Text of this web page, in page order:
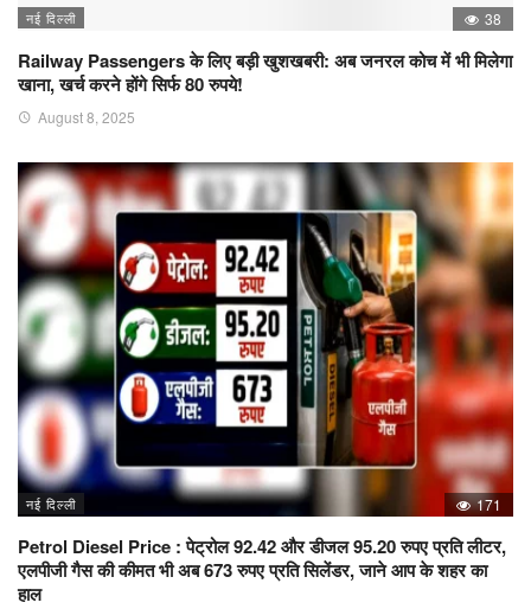
नई दिल्ली 38
Railway Passengers के लिए बड़ी खुशखबरी: अब जनरल कोच में भी मिलेगा
खाना, खर्च करने होंगे सिर्फ 80 रुपये!
August 8, 2025
नई दिल्ली 171
Petrol Diesel Price : पेट्रोल 92.42 और डीजल 95.20 रुपए प्रति लीटर,
एलपीजी गैस की कीमत भी अब 673 रुपए प्रति सिलेंडर, जाने आप के शहर का
हाल